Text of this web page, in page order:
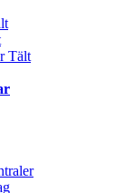
Tält